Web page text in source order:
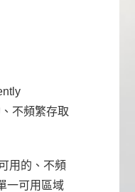
不頻繁存取
用的、不頻
一可用區域